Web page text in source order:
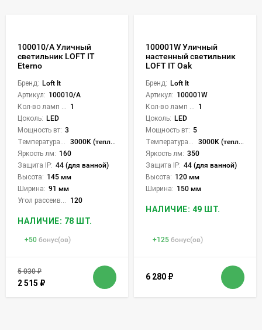
100010/A Уличный
светильник LOFT IT
Eterno
Бренд: Loft It
Артикул: 100010/A
1
Цоколь: LED
Мощность вт: 3
3000K (теплый)
Яркость лм: 160
Защита IP: 44 (для ванной)
Высота: 145 мм
Ширина: 91 мм
120
НАЛИЧИЕ: 78 ШТ.
+50 бонус(ов)
5 030₽
2 515 ₽
100001W Уличный
настенный светильник
LOFT IT Oak
Бренд: Loft It
Артикул: 100001W
1
Цоколь: LED
Мощность вт: 5
3000K (теплый)
Яркость лм: 350
Защита IP: 44 (для ванной)
Высота: 120 мм
Ширина: 150 мм
НАЛИЧИЕ: 49 ШТ.
+125 бонус(ов)
6 280 ₽